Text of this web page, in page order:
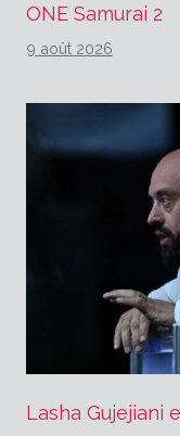
ONE Samurai 2
9 août 2026
Lasha Gujejiani